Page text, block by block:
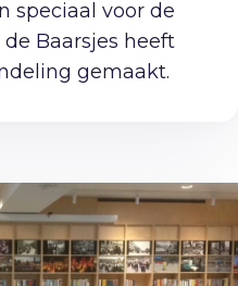
speciaal voor de
Baarsjes heeft
gemaakt.